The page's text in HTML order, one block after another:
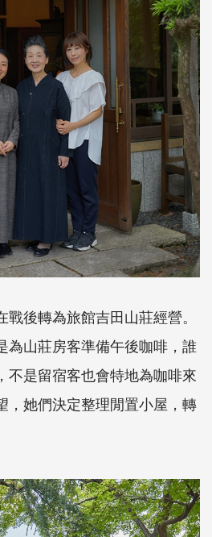
後轉為旅館吉田山莊經營。
為山莊房客準備午後咖啡，誰
不是留宿客也會特地為咖啡來
，她們決定整理閒置小屋，轉